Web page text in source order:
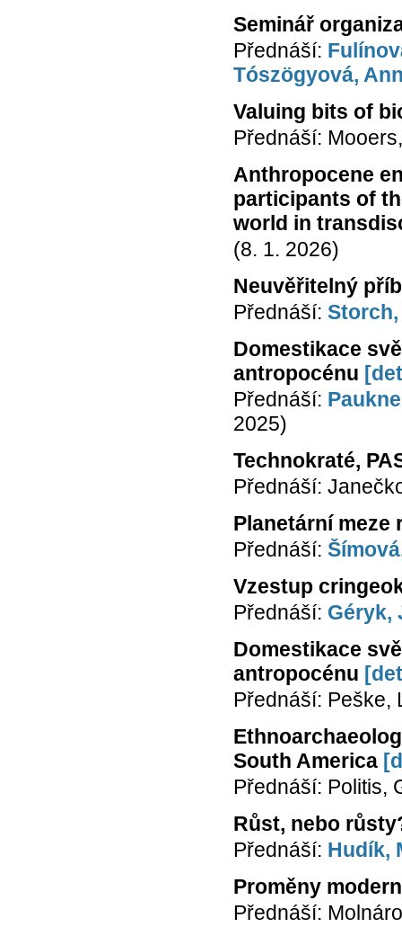
Seminář
Přednáší:
Tószögyová,
Valuing bits of
Přednáší:
Anthropocene
participants of
world in
(8. 1. 2026)
Neuvěřitelný
Přednáší:
Domestikace
antropocénu
Přednáší:
2025)
Technokraté,
Přednáší:
Planetární meze
Přednáší:
Vzestup
Přednáší: Géryk,
Domestikace
antropocénu
Přednáší: Peške,
South America
Přednáší: Politis,
Růst, nebo
Přednáší: Hudík,
Proměny
Přednáší: